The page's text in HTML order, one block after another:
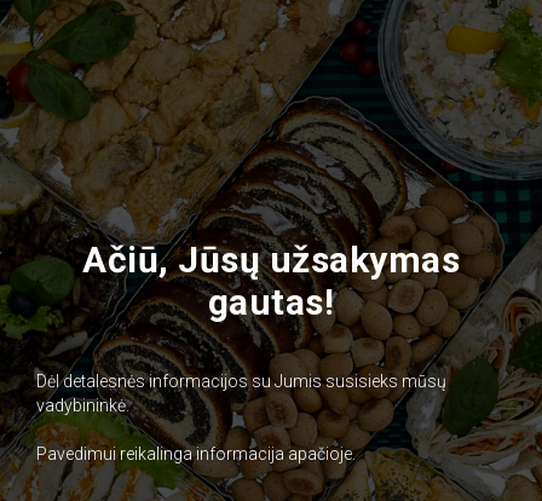
Ačiū, Jūsų užsakymas
gautas!
Dėl detalesnės informacijos su Jumis susisieks mūsų
vadybininkė.
Pavedimui reikalinga informacija apačioje.